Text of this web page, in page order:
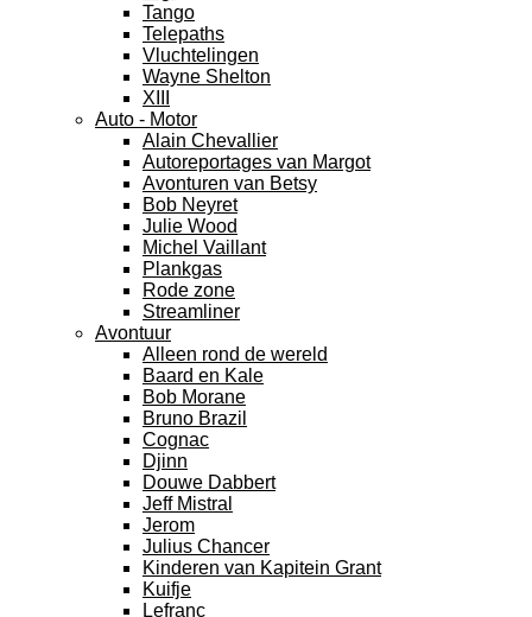
Tango
Telepaths
Vluchtelingen
Wayne Shelton
XIII
Auto - Motor
Alain Chevallier
Autoreportages van Margot
Avonturen van Betsy
Bob Neyret
Julie Wood
Michel Vaillant
Plankgas
Rode zone
Streamliner
Avontuur
Alleen rond de wereld
Baard en Kale
Bob Morane
Bruno Brazil
Cognac
Djinn
Douwe Dabbert
Jeff Mistral
Jerom
Julius Chancer
Kinderen van Kapitein Grant
Kuifje
Lefranc